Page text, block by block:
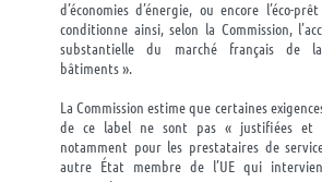
d’économies d’énergie, ou encore l’éco-
conditionne ainsi, selon la Commission,
substantielle du marché français de
bâtiments ».
La Commission estime que certaines
de ce label ne sont pas « justifiées et
notamment pour les prestataires de
autre État membre de l’UE qui